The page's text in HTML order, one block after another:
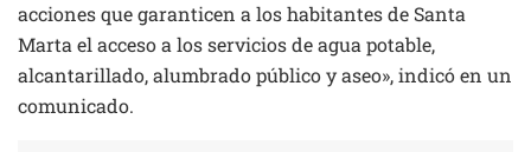
acciones que garanticen a los habitantes de Santa
Marta el acceso a los servicios de agua potable,
alcantarillado, alumbrado público y aseo», indicó en un
comunicado.